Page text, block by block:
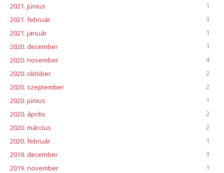
2021. június
1
2021. február
3
2021. január
1
2020. december
1
2020. november
4
2020. október
2
2020. szeptember
2
2020. június
1
2020. április
2
2020. március
2
2020. február
1
2019. december
3
2019. november
1